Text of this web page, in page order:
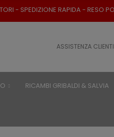
RAPIDA - RESO POSSIBILE
ASSISTENZA CLIENTI
RICAMBI GRIBALDI & SALVIA